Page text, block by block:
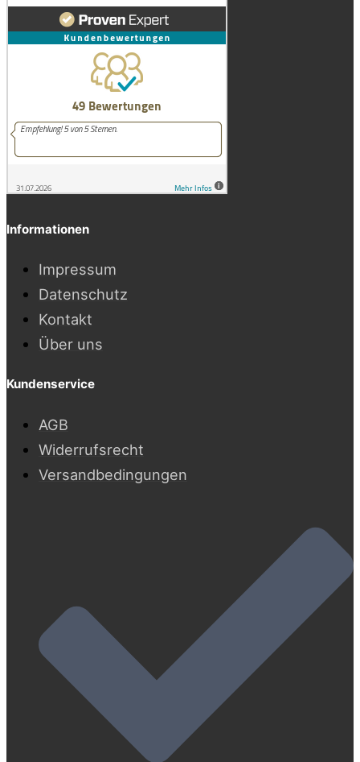
Informationen
Impressum
Datenschutz
Kontakt
Über uns
Kundenservice
AGB
Widerrufsrecht
Versandbedingungen